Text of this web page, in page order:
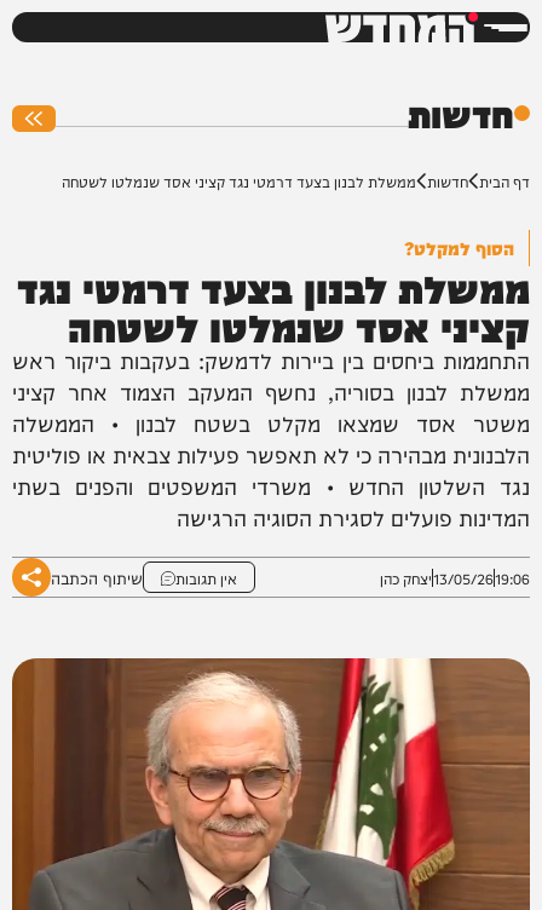
המחדש
חדשות
דף הבית חדשות ממשלת לבנון בצעד דרמטי נגד קציני אסד שנמלטו לשטחה
הסוף למקלט?
ממשלת לבנון בצעד דרמטי נגד
קציני אסד שנמלטו לשטחה
התחממות ביחסים בין ביירות לדמשק: בעקבות ביקור ראש
ממשלת לבנון בסוריה, נחשף המעקב הצמוד אחר קציני
משטר אסד שמצאו מקלט בשטח לבנון • הממשלה
הלבנונית מבהירה כי לא תאפשר פעילות צבאית או פוליטית
נגד השלטון החדש • משרדי המשפטים והפנים בשתי
המדינות פועלים לסגירת הסוגיה הרגישה
19:06
13/05/26יצחק כהן אין תגובות שיתוף הכתבה